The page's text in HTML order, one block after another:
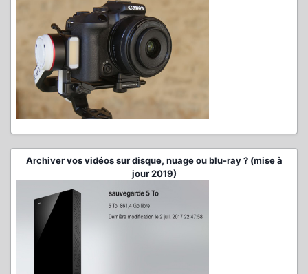
Archiver vos vidéos sur disque, nuage ou blu-ray ? (mise à
jour 2019)